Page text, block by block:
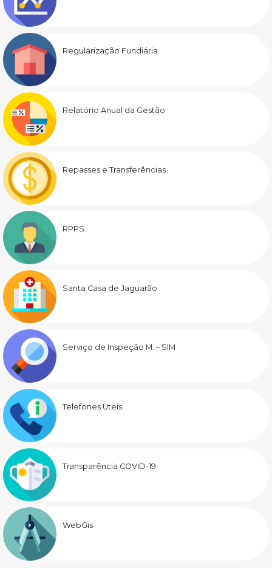
Regularização Fundiária
Relatório Anual da Gestão
Repasses e Transferências
RPPS
Santa Casa de Jaguarão
Serviço de Inspeção M. – SIM
Telefones Úteis
Transparência COVID-19
WebGis